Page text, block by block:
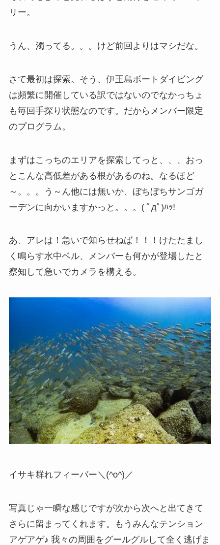
リー。
うん、濁ってる。。。けど前回よりはマシだな。
さて最初は探索。そう、伊王島ボートダイビング
は頻繁に開催している訳ではないのでなかっちょ
も毎回手探り状態なのです。だからメンバー限定
のプログラム。
まずはこっちのエリアを探索してっと、、、おっ
とこんな高低差がある根があるのね。なるほど
～。。。う～ん他には無いか、ぼちぼちサンゴガ
ーデンに向かいますかっと。。。( ﾟдﾟ)ﾊｯ!
あ、アレは！急いで知らせねば！！！けたたまし
く鳴らす水中ベル、メンバーも何かが登場したと
察知して急いでカメラを構える。
イサキ群れフィーバー＼(^o^)／
写真じゃ一瞬な感じですが次から次へと出てきて
さらに留まってくれます。もうみんなテンション
アゲアゲ♪ 我々の周囲をグールグルして全く逃げま